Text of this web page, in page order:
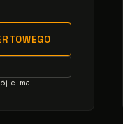
e-mail